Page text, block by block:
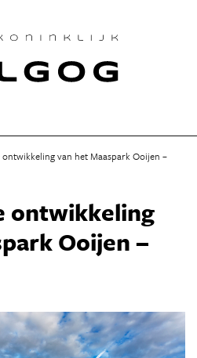
ontwikkeling van het Maaspark Ooijen –
ontwikkeling
Ooijen –